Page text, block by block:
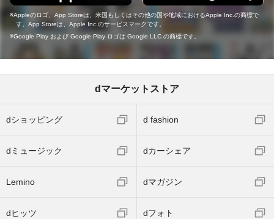
Appleのロゴ、App Storeは、米国もしくはその他の国や地域におけるApple Inc.の商標で
す。App Storeは、Apple Inc.のサービスマークです。
Google Play および Google Play ロゴは Google LLC の商標です。
dマーケットストア
dショッピング d fashion
dミュージック dカーシェア
Lemino dマガジン
dヒッツ dフォト